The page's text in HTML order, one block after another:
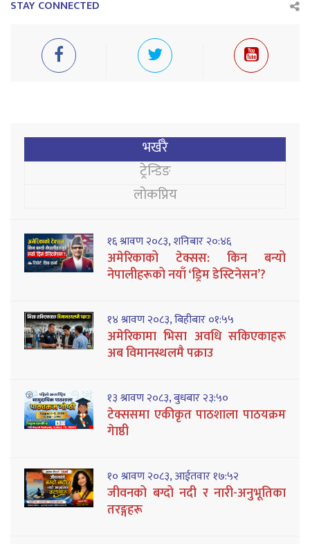
STAY CONNECTED
भर्खरै
ट्रेन्डिङ
लोकप्रिय
१६ श्रावण २०८३, शनिबार २०:४६
अमेरिकाको टेक्सस: किन बन्यो
नेपालीहरूको नयाँ ‘ड्रिम डेस्टिनेसन’?
१४ श्रावण २०८३, बिहीबार ०१:५५
अमेरिकामा भिसा अवधि सकिएकाहरू
अब विमानस्थलमै पक्राउ
१३ श्रावण २०८३, बुधबार २३:५०
टेक्ससमा एकीकृत पाठशाला पाठयक्रम
गेाष्ठी
१० श्रावण २०८३, आईतवार १७:५२
जीवनको बग्दो नदी र नारी-अनुभूतिका
तरङ्गहरू